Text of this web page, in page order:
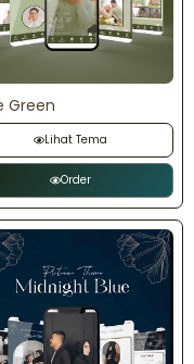
Green
Lihat Tema
Order